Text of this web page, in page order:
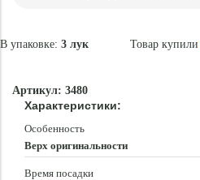
В упаковке: 3 лук Товар купили
Артикул: 3480
Характеристики:
Особенность
Верх оригинальности
Время посадки